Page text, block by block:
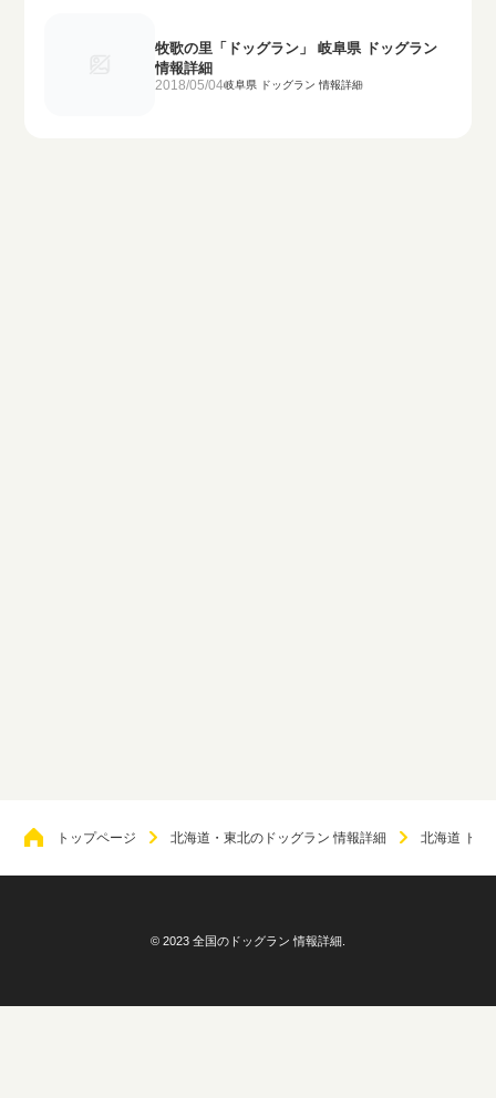
牧歌の里「ドッグラン」 岐阜県 ドッグラン
情報詳細
2018/05/04岐阜県 ドッグラン 情報詳細
トップページ 北海道・東北のドッグラン 情報詳細 北海道 ドッ
© 2023 全国のドッグラン 情報詳細.